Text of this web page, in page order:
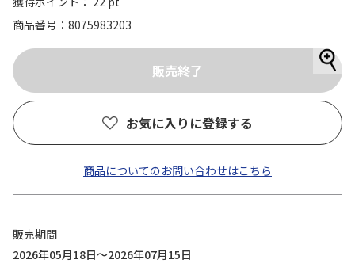
商品番号
8075983203
お気に入りに登録する
商品についてのお問い合わせはこちら
販売期間
2026年05月18日～2026年07月15日